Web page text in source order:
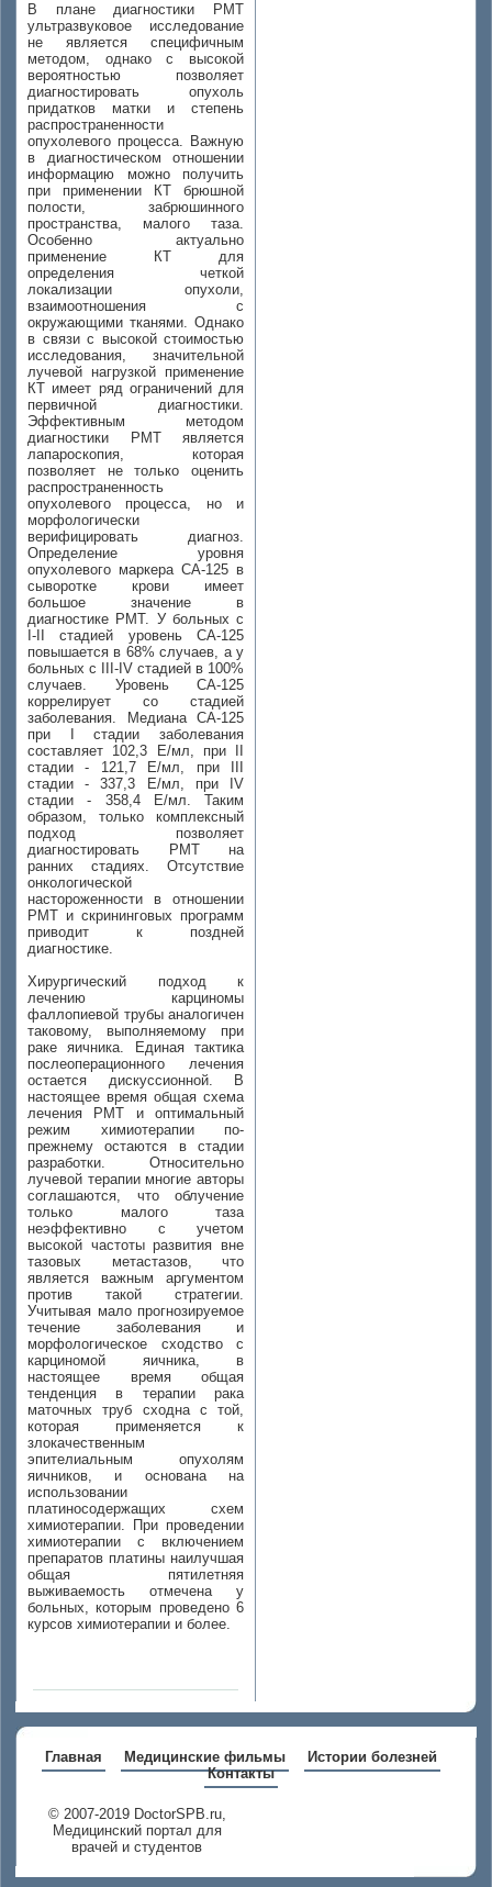
В плане диагностики РМТ
ультразвуковое исследование
не является специфичным
методом, однако с высокой
вероятностью позволяет
диагностировать опухоль
придатков матки и степень
распространенности
опухолевого процесса. Важную
в диагностическом отношении
информацию можно получить
при применении КТ брюшной
полости, забрюшинного
пространства, малого таза.
Особенно актуально
применение КТ для
определения четкой
локализации опухоли,
взаимоотношения с
окружающими тканями. Однако
в связи с высокой стоимостью
исследования, значительной
лучевой нагрузкой применение
КТ имеет ряд ограничений для
первичной диагностики.
Эффективным методом
диагностики РМТ является
лапароскопия, которая
позволяет не только оценить
распространенность
опухолевого процесса, но и
морфологически
верифицировать диагноз.
Определение уровня
опухолевого маркера СА-125 в
сыворотке крови имеет
большое значение в
диагностике РМТ. У больных с
I-II стадией уровень СА-125
повышается в 68% случаев, а у
больных с III-IV стадией в 100%
случаев. Уровень СА-125
коррелирует со стадией
заболевания. Медиана СА-125
при I стадии заболевания
составляет 102,3 Е/мл, при II
стадии - 121,7 Е/мл, при III
стадии - 337,3 Е/мл, при IV
стадии - 358,4 Е/мл. Таким
образом, только комплексный
подход позволяет
диагностировать РМТ на
ранних стадиях. Отсутствие
онкологической
настороженности в отношении
РМТ и скрининговых программ
приводит к поздней
диагностике.
Хирургический подход к
лечению карциномы
фаллопиевой трубы аналогичен
таковому, выполняемому при
раке яичника. Единая тактика
послеоперационного лечения
остается дискуссионной. В
настоящее время общая схема
лечения РМТ и оптимальный
режим химиотерапии по-
прежнему остаются в стадии
разработки. Относительно
лучевой терапии многие авторы
соглашаются, что облучение
только малого таза
неэффективно с учетом
высокой частоты развития вне
тазовых метастазов, что
является важным аргументом
против такой стратегии.
Учитывая мало прогнозируемое
течение заболевания и
морфологическое сходство с
карциномой яичника, в
настоящее время общая
тенденция в терапии рака
маточных труб сходна с той,
которая применяется к
злокачественным
эпителиальным опухолям
яичников, и основана на
использовании
платиносодержащих схем
химиотерапии. При проведении
химиотерапии с включением
препаратов платины наилучшая
общая пятилетняя
выживаемость отмечена у
больных, которым проведено 6
курсов химиотерапии и более.
Главная Медицинские фильмы
Истории болезней
Контакты
© 2007-2019 DoctorSPB.ru,
Медицинский портал для
врачей и студентов